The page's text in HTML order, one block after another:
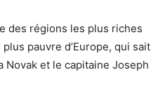
des régions les plus riches
pauvre d’Europe, qui sait
Novak et le capitaine Joseph